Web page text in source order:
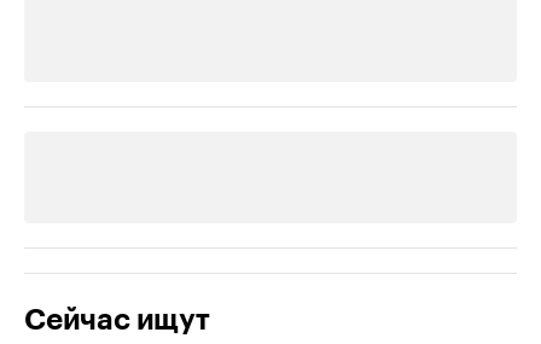
Сейчас ищут